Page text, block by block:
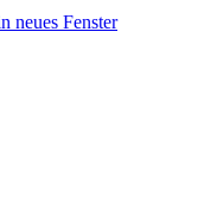
neues Fenster